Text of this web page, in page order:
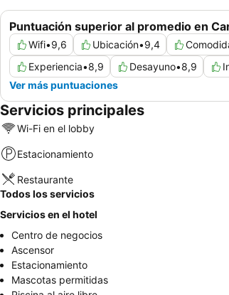
Puntuación superior al promedio en
Wifi•9,6 Ubicación•9,4
Experiencia•8,9 Desayuno•8,9
Ver más puntuaciones
Servicios principales
Wi-Fi en el lobby
Estacionamiento
Restaurante
Todos los servicios
Servicios en el hotel
Centro de negocios
Ascensor
Estacionamiento
Mascotas permitidas